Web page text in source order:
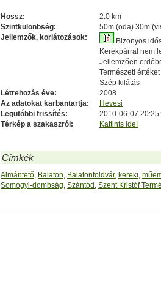
Hossz:
2.0 km
Szintkülönbség:
50m (oda) 30m
Jellemzők, korlátozások:
Bizonyos
Kerékpárral nem
Jellemzően
Természeti
Szép kilátás
Létrehozás éve:
2008
Az adatokat karbantartja:
Hevesi
Legutóbbi frissítés:
2010-06-07
Térkép a szakaszról:
Kattints ide!
Címkék
Almántető, Balaton, Balatonföldvár, kereki,
Somogyi-dombság, Szántód , Szent Kristóf